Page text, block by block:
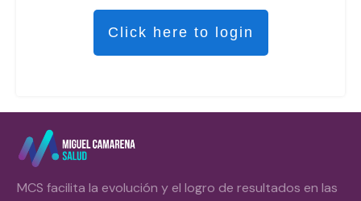
Click here to login
MCS facilita la evolución y el logro de resultados en las